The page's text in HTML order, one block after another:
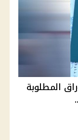
2026.. الأوراق المطلوبة